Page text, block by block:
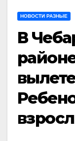
НОВОСТИ РАЗНЫЕ
В